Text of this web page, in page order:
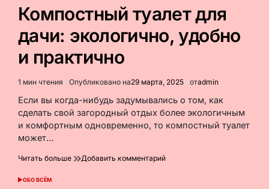
Компостный туалет для
дачи: экологично, удобно
и практично
Расчётное
время
1 мин чтения Опубликовано на29 марта, 2025 отadmin
Если вы когда-нибудь задумывались о том, как
сделать свой загородный отдых более экологичным
и комфортным одновременно, то компостный туалет
может…
Читать больше Добавить комментарийк
ОПУБЛИКОВАНО
ОБО ВСЁМ